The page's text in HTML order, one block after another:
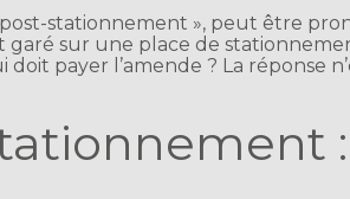
stationnement », peut être
garé sur une place de
payer l’amende ? La réponse